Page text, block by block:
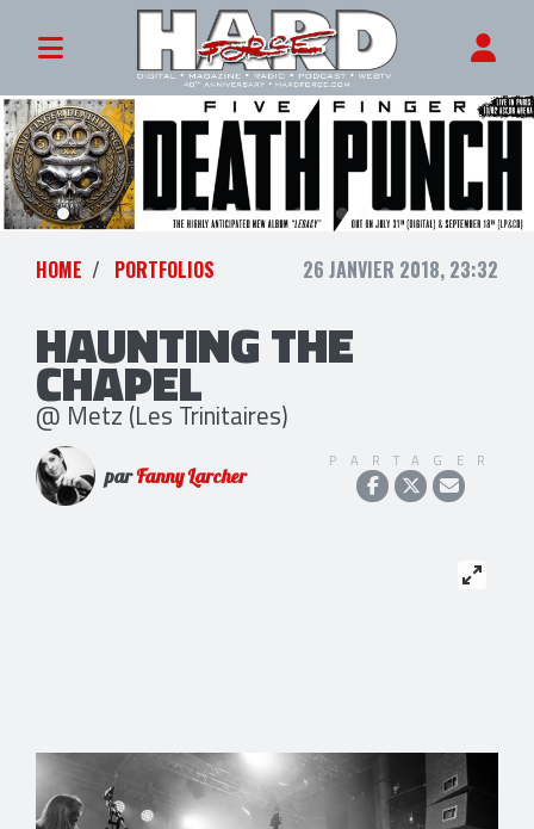
HOME PORTFOLIOS 26 JANVIER 2018, 23:32
HAUNTING THE
CHAPEL
@ Metz (Les Trinitaires)
parFanny Larcher
PARTAGER